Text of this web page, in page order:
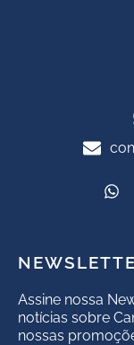
Assine nossa
notícias sobre
nossas